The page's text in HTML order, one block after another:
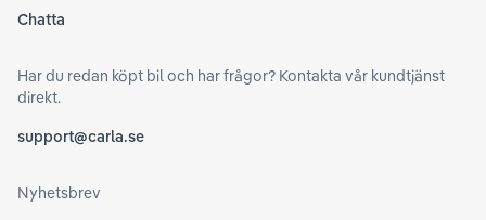
Chatta
Har du redan köpt bil och har frågor? Kontakta vår kundtjänst
direkt.
support@carla.se
Nyhetsbrev